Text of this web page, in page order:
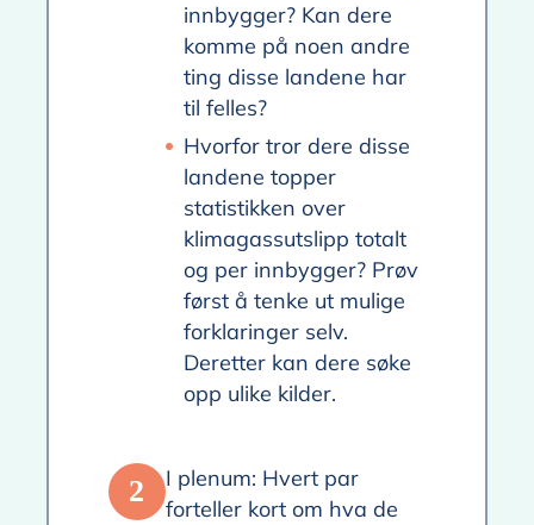
innbygger? Kan dere
komme på noen andre
ting disse landene har
til felles?
Hvorfor tror dere disse
landene topper
statistikken over
klimagassutslipp totalt
og per innbygger? Prøv
først å tenke ut mulige
forklaringer selv.
Deretter kan dere søke
opp ulike kilder.
2
I plenum: Hvert par
forteller kort om hva de